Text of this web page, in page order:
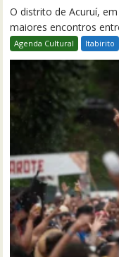
O distrito de Acuruí,
maiores encontros
Agenda Cultural Itabirito